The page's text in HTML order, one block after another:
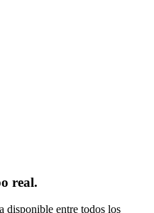
real.
disponible entre todos los